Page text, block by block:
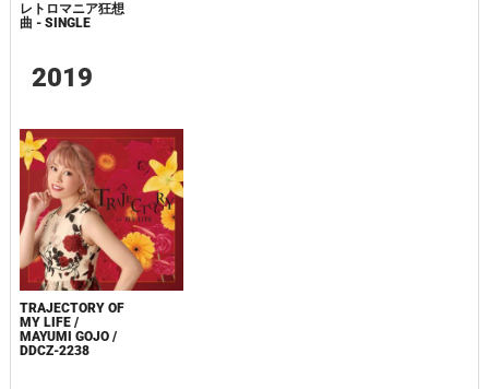
レトロマニア狂想
曲 - SINGLE
2019
TRAJECTORY OF
MY LIFE /
MAYUMI GOJO /
DDCZ-2238